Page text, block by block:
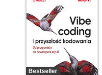
Bestseller